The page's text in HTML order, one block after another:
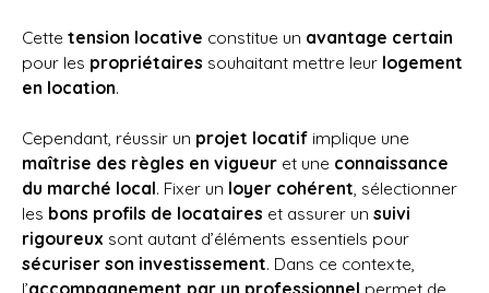
Cette tension locative constitue un avantage certain
pour les propriétaires souhaitant mettre leur logement
en location.
Cependant, réussir un projet locatif implique une
maîtrise des règles en vigueur et une connaissance
du marché local. Fixer un loyer cohérent, sélectionner
les bons profils de locataires et assurer un suivi
rigoureux sont autant d’éléments essentiels pour
sécuriser son investissement. Dans ce contexte,